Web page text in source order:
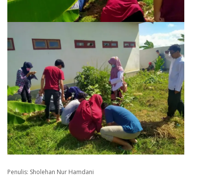
Penulis: Sholehan Nur Hamdani